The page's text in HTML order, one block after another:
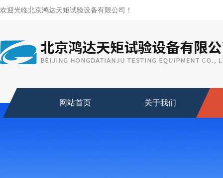
欢迎光临北京鸿达天矩试验设备有限公司！
网站首页 关于我们